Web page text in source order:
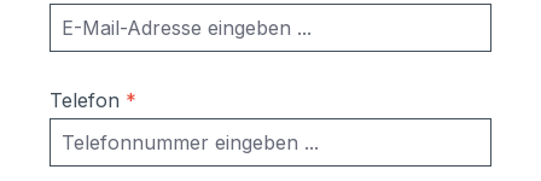
Telefon *